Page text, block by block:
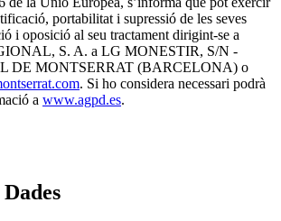
portabilitat i supressió de les seves
i oposició al seu tractament dirigint-se a
S. A. a LG MONESTIR, S/N -
DE MONTSERRAT (BARCELONA) o
. Si ho considera necessari podrà
a www.agpd.es.